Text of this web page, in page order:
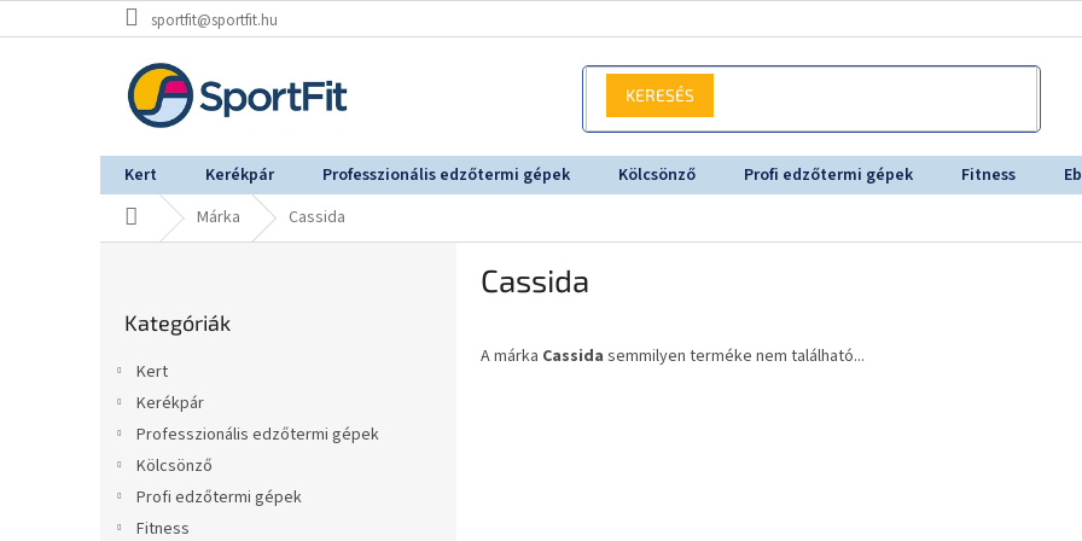
a
sportfit@sportfit.hu
KERESÉS
Kert Kerékpár Professzionális edzőtermi gépek Kölcsönző Profi edzőtermi gépek Fitness
KezdőlapMárka Cassida
átugrása
Kategóriák
Kert
Kerékpár
Professzionális edzőtermi gépek
Kölcsönző
Profi edzőtermi gépek
Fitness
Cassida
A márka Cassida semmilyen terméke nem található...